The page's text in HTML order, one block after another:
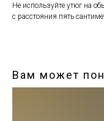
Не используйте утюг на
с расстояния пять
Вам может